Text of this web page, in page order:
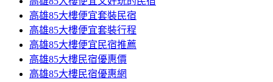
高雄85大樓便宜套裝民宿
高雄85大樓便宜套裝行程
高雄85大樓便宜民宿推薦
高雄85大樓民宿優惠價
高雄85大樓民宿優惠網